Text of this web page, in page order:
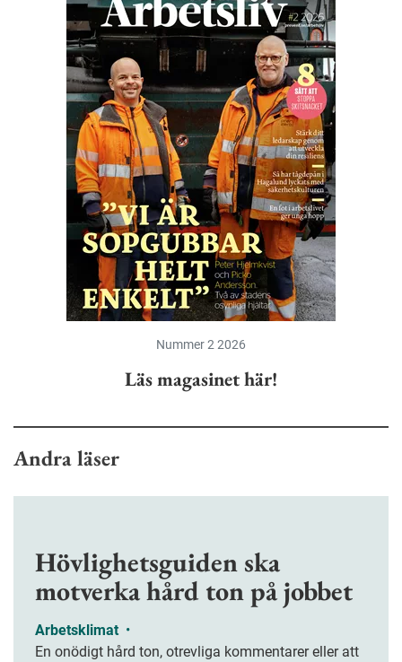
Nummer 2 2026
Läs magasinet här!
Andra läser
Hövlighetsguiden ska
motverka hård ton på jobbet
Arbetsklimat •
En onödigt hård ton, otrevliga kommentarer eller att